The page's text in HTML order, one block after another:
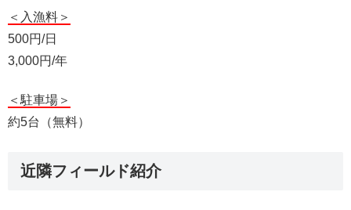
＜入漁料＞
500円/日
3,000円/年
＜駐車場＞
約5台（無料）
近隣フィールド紹介